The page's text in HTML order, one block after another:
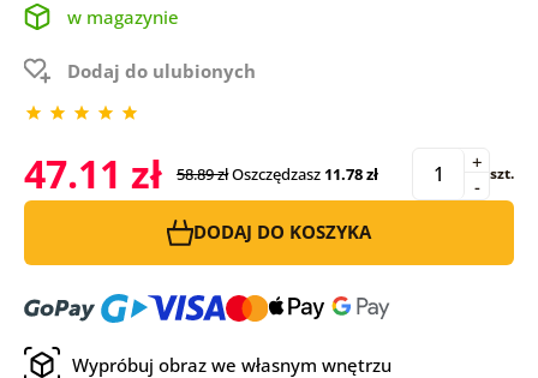
w magazynie
Dodaj do ulubionych
47.11 zł 58.89 złOszczędzasz11.78 zł -
+ szt.
DODAJ DO KOSZYKA
Wypróbuj obraz we własnym wnętrzu